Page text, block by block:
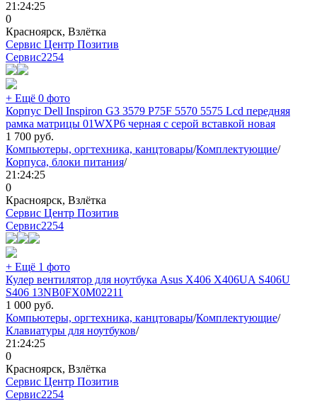
21:24:25
0
Красноярск, Взлётка
Сервис Центр Позитив
Сервис2254
+ Ещё 0 фото
Корпус Dell Inspiron G3 3579 P75F 5570 5575 Lcd передняя
рамка матрицы 01WXP6 черная с серой вставкой новая
1 700 руб.
Компьютеры, оргтехника, канцтовары/Комплектующие/
Корпуса, блоки питания/
21:24:25
0
Красноярск, Взлётка
Сервис Центр Позитив
Сервис2254
+ Ещё 1 фото
Кулер вентилятор для ноутбука Asus X406 X406UA S406U
S406 13NB0FX0M02211
1 000 руб.
Компьютеры, оргтехника, канцтовары/Комплектующие/
Клавиатуры для ноутбуков/
21:24:25
0
Красноярск, Взлётка
Сервис Центр Позитив
Сервис2254